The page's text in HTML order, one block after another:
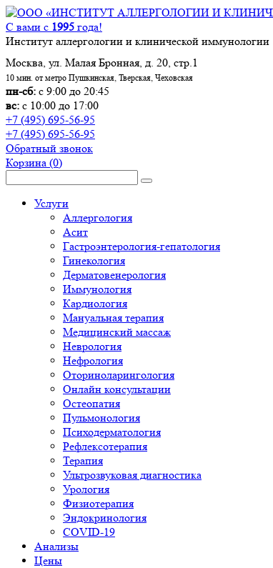
С вами с 1995 года!
Институт аллергологии и клинической иммунологии
Москва, ул. Малая Бронная, д. 20, стр.1
10 мин. от метро Пушкинская, Тверская, Чеховская
пн-сб: с 9:00 до 20:45
вс: с 10:00 до 17:00
+7 (495) 695-56-95
+7 (495) 695-56-95
Обратный звонок
Корзина (0)
Услуги
Аллергология
Асит
Гастроэнтерология-гепатология
Гинекология
Дерматовенерология
Иммунология
Кардиология
Мануальная терапия
Медицинский массаж
Неврология
Нефрология
Оториноларингология
Онлайн консультации
Остеопатия
Пульмонология
Психодерматология
Рефлексотерапия
Терапия
Ультрозвуковая диагностика
Урология
Физиотерапия
Эндокринология
COVID-19
Анализы
Цены